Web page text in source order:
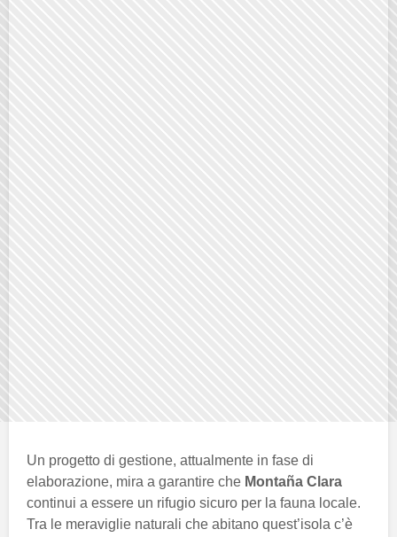
Un progetto di gestione, attualmente in fase di
elaborazione, mira a garantire che Montaña Clara
continui a essere un rifugio sicuro per la fauna locale.
Tra le meraviglie naturali che abitano quest’isola c’è